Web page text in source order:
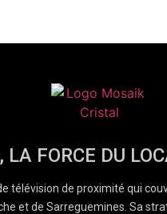
FORCE DU
télévision de proximité qui
et de Sarreguemines. Sa